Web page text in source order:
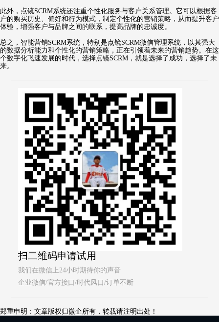
此外，点镜SCRM系统还注重个性化服务与客户关系管理。它可以根据客
户的购买历史、偏好和行为模式，制定个性化的营销策略，从而提升客户
体验，增强客户与品牌之间的联系，提高品牌的忠诚度。
总之，智能营销SCRM系统，特别是点镜SCRM微信管理系统，以其强大
的数据分析能力和个性化的营销策略，正在引领着未来的营销趋势。在这
个数字化飞速发展的时代，选择点镜SCRM，就是选择了成功，选择了未
来。
扫二维码申请试用
我们在微信上24小时期待你的声音
企业微信/官方接口/时代风口/订单不断
郑重申明：文章版权归微企所有，转载请注明出处！